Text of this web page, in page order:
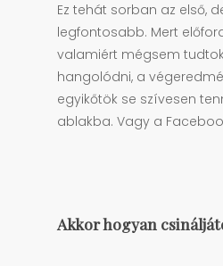
Ez tehát sorban az első,
legfontosabb. Mert
valamiért mégsem
hangolódni, a
egyikőtök se szívesen
ablakba. Vagy a
Akkor hogyan